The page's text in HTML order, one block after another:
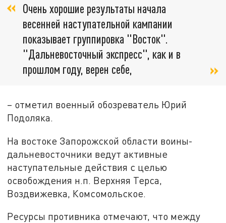
Очень хорошие результаты начала
весенней наступательной кампании
показывает группировка "Восток".
"Дальневосточный экспресс", как и в
прошлом году, верен себе,
– отметил военный обозреватель Юрий
Подоляка.
На востоке Запорожской области воины-
дальневосточники ведут активные
наступательные действия с целью
освобождения н.п. Верхняя Терса,
Воздвижевка, Комсомольское.
Ресурсы противника отмечают, что между